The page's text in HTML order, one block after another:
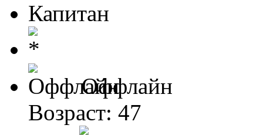
Капитан
Оффлайн
Возраст: 47